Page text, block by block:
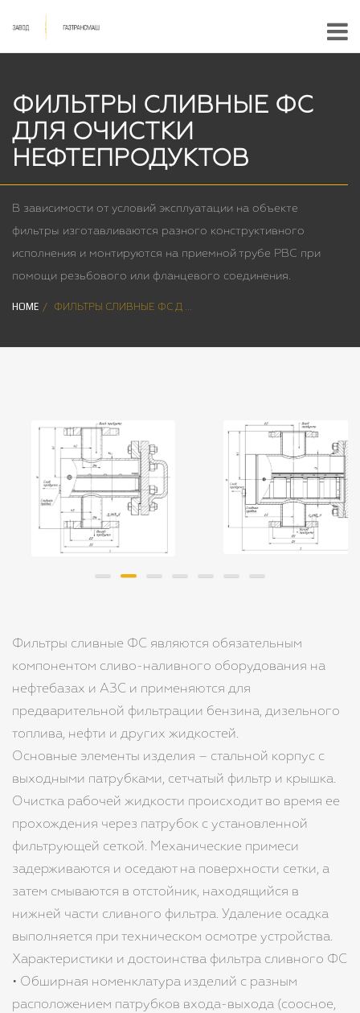
ФИЛЬТРЫ СЛИВНЫЕ ФС
ДЛЯ ОЧИСТКИ
НЕФТЕПРОДУКТОВ
В зависимости от условий эксплуатации на объекте
фильтры изготавливаются разного конструктивного
исполнения и монтируются на приемной трубе РВС при
помощи резьбового или фланцевого соединения.
HOME ФИЛЬТРЫ СЛИВНЫЕ ФС Д ...
Фильтры сливные ФС являются обязательным
компонентом сливо-наливного оборудования на
нефтебазах и АЗС и применяются для
предварительной фильтрации бензина, дизельного
топлива, нефти и других жидкостей.
Основные элементы изделия – стальной корпус с
выходными патрубками, сетчатый фильтр и крышка.
Очистка рабочей жидкости происходит во время ее
прохождения через патрубок с установленной
фильтрующей сеткой. Механические примеси
задерживаются и оседают на поверхности сетки, а
затем смываются в отстойник, находящийся в
нижней части сливного фильтра. Удаление осадка
выполняется при техническом осмотре устройства.
Характеристики и достоинства фильтра сливного ФС
• Обширная номенклатура изделий с разным
расположением патрубков входа-выхода (соосное,